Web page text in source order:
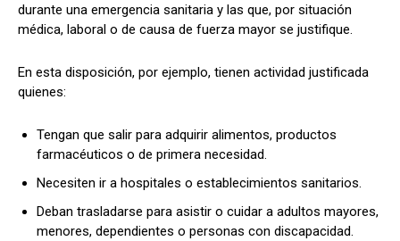
durante una emergencia sanitaria y las que, por situación
médica, laboral o de causa de fuerza mayor se justifique.
En esta disposición, por ejemplo, tienen actividad justificada
quienes:
Tengan que salir para adquirir alimentos, productos
farmacéuticos o de primera necesidad.
Necesiten ir a hospitales o establecimientos sanitarios.
Deban trasladarse para asistir o cuidar a adultos mayores,
menores, dependientes o personas con discapacidad.